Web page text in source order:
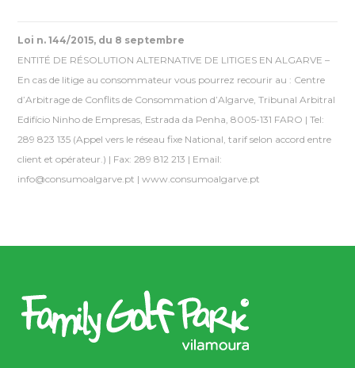
Loi n. 144/2015, du 8 septembre
ENTITÉ DE RÉSOLUTION ALTERNATIVE DE LITIGES EN ALGARVE –
En cas de litige au consommateur vous pourrez recourir au : Centre
d’Arbitrage de Conflits de Consommation d’Algarve, Tribunal Arbitral
Edifício Ninho de Empresas, Estrada da Penha, 8005-131 FARO | Tel:
289 823 135 (Appel vers le réseau fixe National, tarif selon accord entre
client et opérateur.) | Fax: 289 812 213 | Email:
info@consumoalgarve.pt | www.consumoalgarve.pt